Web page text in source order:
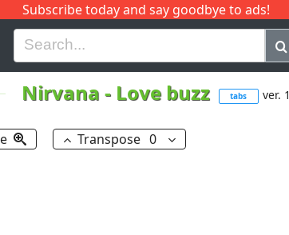
Subscribe today and say goodbye to ads!
H I J Q
Nirvana - Love buzz tabs ver. 1
Transpose 0